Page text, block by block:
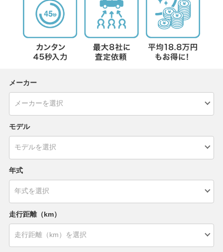
メーカー
モデル
年式
走行距離（km）